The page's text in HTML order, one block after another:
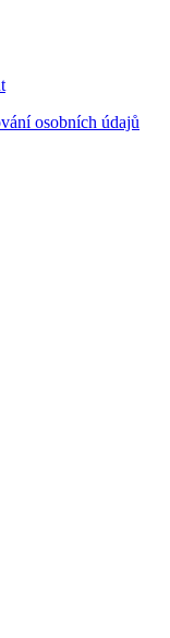
osobních údajů